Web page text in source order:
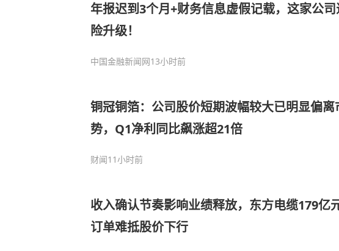
年报迟到3个月+财务信息虚假记载，这家公
险升级！
中国金融新闻网13小时前
铜冠铜箔：公司股价短期波幅较大已明显偏离
势，Q1净利同比飙涨超21倍
财闻11小时前
收入确认节奏影响业绩释放，东方电缆179亿
订单难抵股价下行